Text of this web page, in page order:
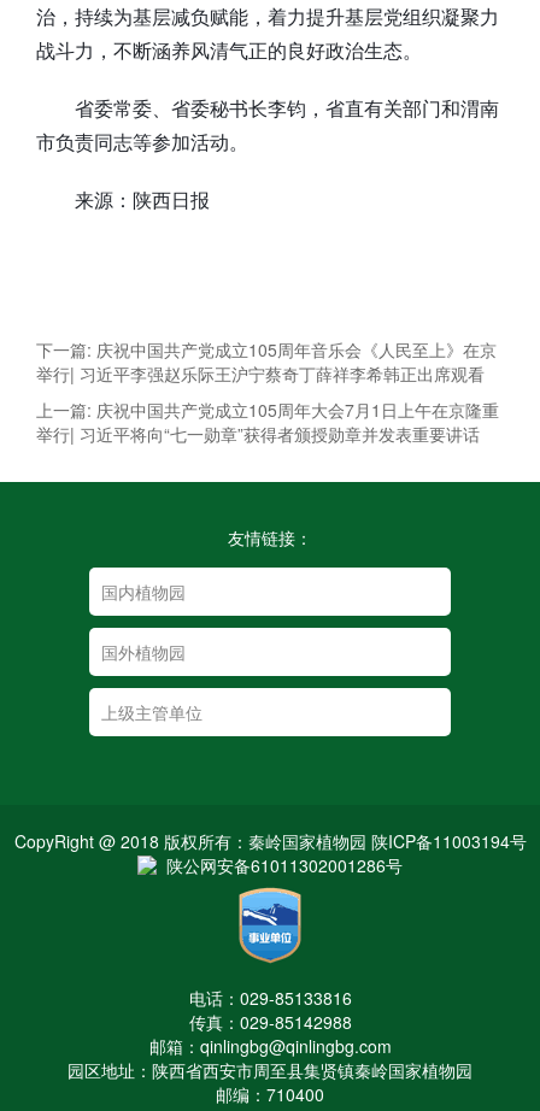
治，持续为基层减负赋能，着力提升基层党组织凝聚力
战斗力，不断涵养风清气正的良好政治生态。
省委常委、省委秘书长李钧，省直有关部门和渭南
市负责同志等参加活动。
来源：陕西日报
下一篇: 庆祝中国共产党成立105周年音乐会《人民至上》在京
举行| 习近平李强赵乐际王沪宁蔡奇丁薛祥李希韩正出席观看
上一篇: 庆祝中国共产党成立105周年大会7月1日上午在京隆重
举行| 习近平将向“七一勋章”获得者颁授勋章并发表重要讲话
友情链接：
CopyRight @ 2018 版权所有：秦岭国家植物园 陕ICP备11003194号
陕公网安备61011302001286号
电话：029-85133816
传真：029-85142988
邮箱：qinlingbg@qinlingbg.com
园区地址：陕西省西安市周至县集贤镇秦岭国家植物园
邮编：710400